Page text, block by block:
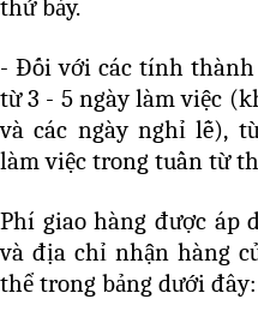
thứ bảy.
- Đối với các tính
từ 3 - 5 ngày làm việc
và các ngày nghỉ lễ),
làm việc trong tuần từ
Phí giao hàng được áp
và địa chỉ nhận hàng
thể trong bảng dưới đây: